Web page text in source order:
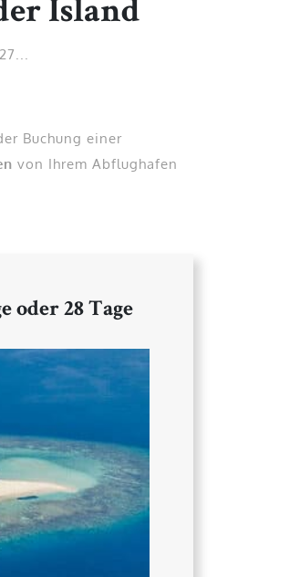
Island
Buchung einer
von Ihrem Abflughafen
oder 28 Tage